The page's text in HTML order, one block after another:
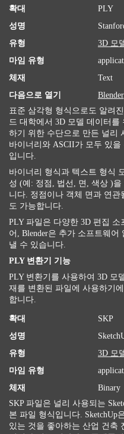
확대
PLY
성명
유형
3D 모
마임 유형
체재
Text
다음으로 열기
Blender
표준 삼각형 형식으로도 알려
드 대학에서 3D 모델 데이터
하기 위한 수단으로 만든 널리
바이너리와 ASCII가 모두 있을
입니다.
바이너리 형식과 텍스트 형식
성 (예: 정점, 법선, 면, 색상 )
니다. 정점이나 객체 면과 연
도 가능합니다.
PLY 파일은 다양한 3D 편집
어, Blender은 추가 소프트웨
낼 수 있습니다.
PLY 변환기 기능
PLY 변환기를 사용하여 3D 모
재를 변환된 파일에 사용하기
합니다.
확대
SKP
성명
유형
3D 모
마임 유형
체재
Binary
SKP 파일은 널리 사용되는
본 파일 형식입니다. SketchUp
있는 것을 좋아하는 산업 건축